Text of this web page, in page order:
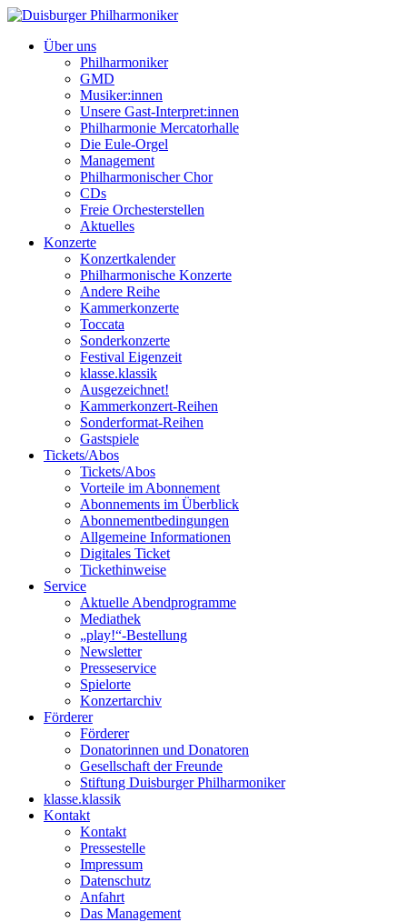
Über uns
Philharmoniker
GMD
Musiker:innen
Unsere Gast-Interpret:innen
Philharmonie Mercatorhalle
Die Eule-Orgel
Management
Philharmonischer Chor
CDs
Freie Orchesterstellen
Aktuelles
Konzerte
Konzertkalender
Philharmonische Konzerte
Andere Reihe
Kammerkonzerte
Toccata
Sonderkonzerte
Festival Eigenzeit
klasse.klassik
Ausgezeichnet!
Kammerkonzert-Reihen
Sonderformat-Reihen
Gastspiele
Tickets/Abos
Tickets/Abos
Vorteile im Abonnement
Abonnements im Überblick
Abonnement­bedingungen
Allgemeine Informationen
Digitales Ticket
Ticket­hinweise
Service
Aktuelle Abendprogramme
Mediathek
„play!“-Bestellung
Newsletter
Presseservice
Spielorte
Konzertarchiv
Förderer
Förderer
Donatorinnen und Donatoren
Gesellschaft der Freunde
Stiftung Duisburger Philharmoniker
klasse.klassik
Kontakt
Kontakt
Pressestelle
Impressum
Datenschutz
Anfahrt
Das Management